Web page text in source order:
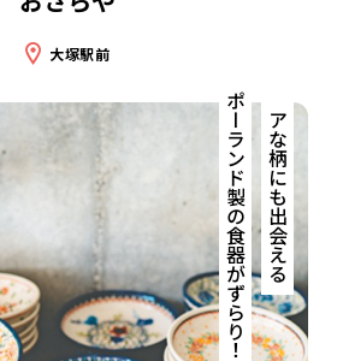
大塚駅前
レアな柄にも出会える
ポーランド製の食器がずらり！